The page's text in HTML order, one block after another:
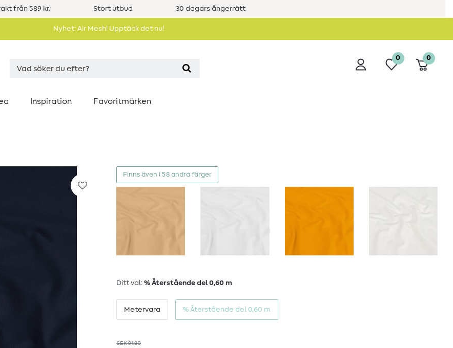
från 589 kr. Stort utbud 30 dagars ångerrätt
Nyhet: Air Mesh! Upptäck det nu!
0 0
Inspiration Favoritmärken
Finns även i 58 andra färger
Ditt val: % Återstående del 0,60 m
Metervara % Återstående del 0,60 m
SEK 91.80